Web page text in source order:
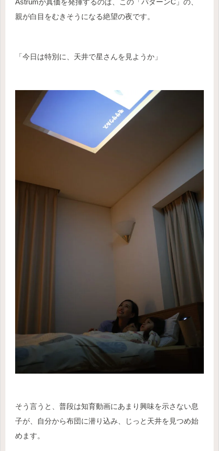
親が白目をむきそうになる絶望の夜です。
「今日は特別に、天井で星さんを見ようか」
そう言うと、普段は知育動画にあまり興味を示さない息
子が、自分から布団に潜り込み、じっと天井を見つめ始
めます。